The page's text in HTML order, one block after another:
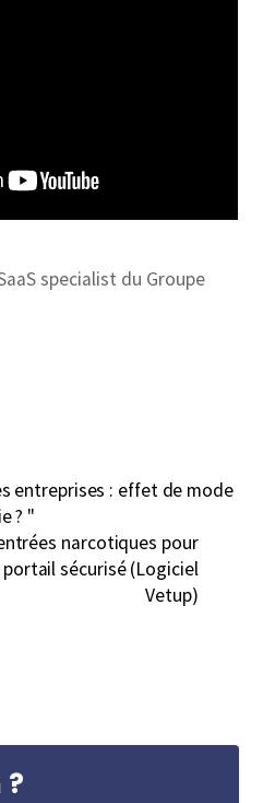
specialist du Groupe
entreprises : effet de mode
? "
narcotiques pour
sécurisé (Logiciel
Vetup)